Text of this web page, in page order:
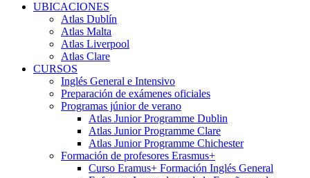
UBICACIONES
Atlas Dublín
Atlas Malta
Atlas Liverpool
Atlas Clare
CURSOS
Inglés General e Intensivo
Preparación de exámenes oficiales
Programas júnior de verano
Atlas Junior Programme Dublin
Atlas Junior Programme Clare
Atlas Junior Programme Chichester
Formación de profesores Erasmus+
Curso Eramus+ Formación Inglés General